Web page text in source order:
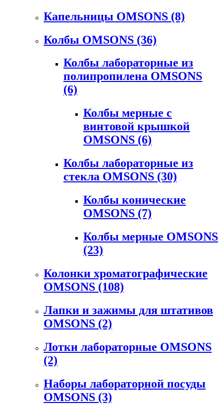
Капельницы OMSONS (8)
Колбы OMSONS (36)
Колбы лабораторные из
полипропилена OMSONS
(6)
Колбы мерные с
винтовой крышкой
OMSONS (6)
Колбы лабораторные из
стекла OMSONS (30)
Колбы конические
OMSONS (7)
Колбы мерные OMSONS
(23)
Колонки хроматографические
OMSONS (108)
Лапки и зажимы для штативов
OMSONS (2)
Лотки лабораторные OMSONS
(2)
Наборы лабораторной посуды
OMSONS (3)